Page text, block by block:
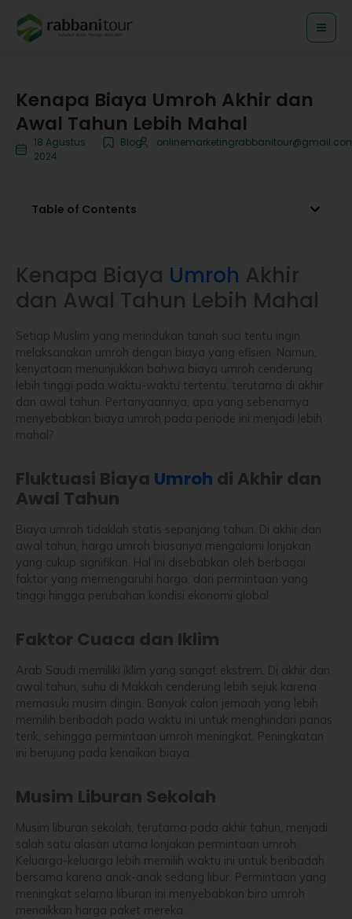
konten
Kenapa Biaya Umroh Akhir dan
Awal Tahun Lebih Mahal
18 Agustus
2024
Blog
Table of Contents
Kenapa Biaya Umroh Akhir
dan Awal Tahun Lebih Mahal
Setiap Muslim yang merindukan tanah suci tentu ingin
melaksanakan umroh dengan biaya yang efisien. Namun,
kenyataan menunjukkan bahwa biaya umroh cenderung
lebih tinggi pada waktu-waktu tertentu, terutama di akhir
dan awal tahun. Pertanyaannya, apa yang sebenarnya
menyebabkan biaya umroh pada periode ini menjadi lebih
mahal?
Fluktuasi Biaya Umroh di Akhir dan
Awal Tahun
Biaya umroh tidaklah statis sepanjang tahun. Di akhir dan
awal tahun, harga umroh biasanya mengalami lonjakan
yang cukup signifikan. Hal ini disebabkan oleh berbagai
faktor yang memengaruhi harga, dari permintaan yang
tinggi hingga perubahan kondisi ekonomi global.
Faktor Cuaca dan Iklim
Arab Saudi memiliki iklim yang sangat ekstrem. Di akhir dan
awal tahun, suhu di Makkah cenderung lebih sejuk karena
memasuki musim dingin. Banyak calon jemaah yang lebih
memilih beribadah pada waktu ini untuk menghindari panas
terik, sehingga permintaan umroh meningkat. Peningkatan
ini berujung pada kenaikan biaya.
Musim Liburan Sekolah
Musim liburan sekolah, terutama pada akhir tahun, menjadi
salah satu alasan utama lonjakan permintaan umroh.
Keluarga-keluarga lebih memilih waktu ini untuk beribadah
bersama karena anak-anak sedang libur. Permintaan yang
meningkat selama liburan ini menyebabkan biro umroh
menaikkan harga paket mereka.